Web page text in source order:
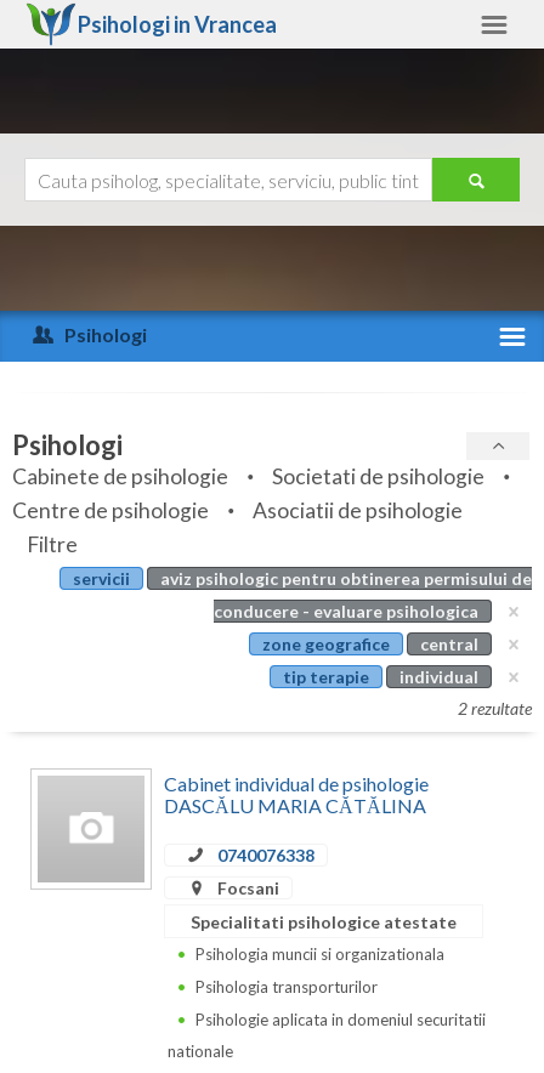
Psihologi inVrancea
Arad
Arges
Bihor
Bistrita-Nasaud
Botosani
Caras-Severin
Ajutor
Psihologi
Specialitati
Servicii
Articole
Evenimente
Psihologi
Cabinete de psihologie
Societati de psihologie
Centre de psihologie
Asociatii de psihologie
Filtre
servicii
aviz psihologic pentru obtinerea permisului de
conducere - evaluare psihologica
zone geografice
central
tip terapie
individual
2 rezultate
Cabinet individual de psihologie
DASCĂLU MARIA CĂTĂLINA
0740076338
Focsani
Specialitati psihologice atestate
Psihologia muncii si organizationala
Psihologia transporturilor
Psihologie aplicata in domeniul securitatii
nationale